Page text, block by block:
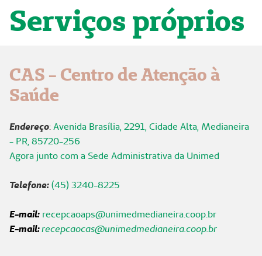
Serviços próprios
CAS - Centro de Atenção à
Saúde
Endereço:Avenida Brasília, 2291, Cidade Alta, Medianeira
- PR, 85720-256
Agora junto com a Sede Administrativa da Unimed
Telefone:(45) 3240-8225
E-mail: recepcaoaps@unimedmedianeira.coop.br
E-mail:recepcaocas@unimedmedianeira.coop.br